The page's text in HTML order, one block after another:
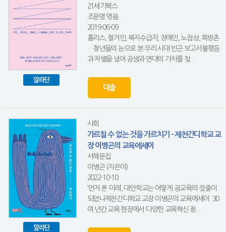
알라딘
21세기북스
조문영 엮음
2019-06-09
홈리스, 철거민, 복지수급자, 장애인, 노점상, 쪽방촌
…청년들의 눈으로 본 우리 시대 빈곤 보고서불평등
과 차별을 넘어 공생과 연대의 가치를 찾...
대출
알라딘
사회
가르칠 수 없는 것을 가르치기 - 제천간디학교 교
장 이병곤의 교육에세이
서해문집
이병곤 (지은이)
2022-10-10
‘먼저 온 미래’, 대안학교는 어떻게 공교육의 젖줄이
되었나제천간디학교 교장 이병곤의 교육에세이. 30
여 년간 교육 현장에서 다양한 교육혁신 정...